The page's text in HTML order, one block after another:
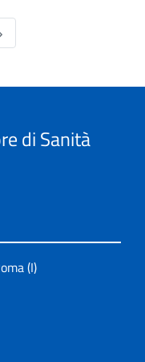
di Sanità
(I)